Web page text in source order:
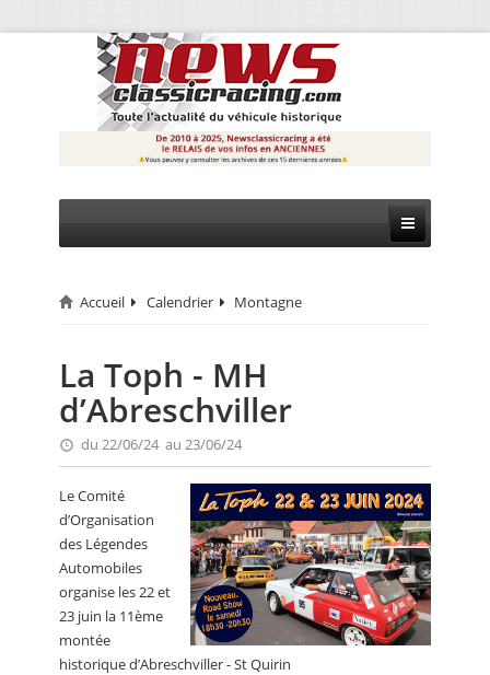
CIRCUIT
RALLYE
MONTAGNE
EVÈNEMENTS
CALENDRIER
FOCUS
VIDEO
ANNUAIRES
Accueil Calendrier Montagne
La Toph - MH
d’Abreschviller
du 22/06/24 au 23/06/24
Le Comité
d’Organisation
des Légendes
Automobiles
organise les 22 et
23 juin la 11ème
montée
historique d’Abreschviller - St Quirin